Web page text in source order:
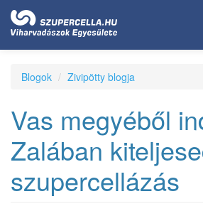
Ugrás
tartalomra
Blogok Zivipötty blogja
Vas megyéből
Zalában
szupercellázás